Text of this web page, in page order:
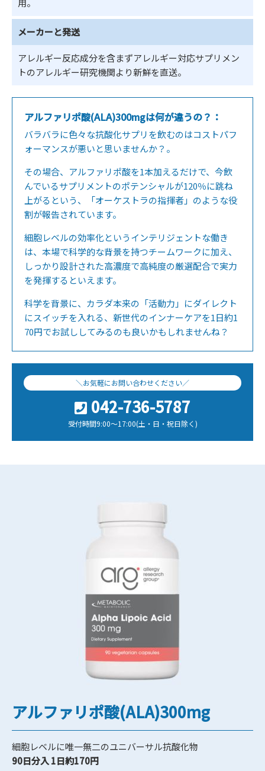
用。
メーカーと発送
アレルギー反応成分を含まずアレルギー対応サプリメン
トのアレルギー研究機関より新鮮を直送。
アルファリポ酸(ALA)300mgは何が違うの？：
バラバラに色々な抗酸化サプリを飲むのはコストパフ
ォーマンスが悪いと思いませんか？。
その場合、アルファリポ酸を1本加えるだけで、今飲
んでいるサプリメントのポテンシャルが120％に跳ね
上がるという、「オーケストラの指揮者」のような役
割が報告されています。
細胞レベルの効率化というインテリジェントな働き
は、本場で科学的な背景を持つチームワークに加え、
しっかり設計された高濃度で高純度の厳選配合で実力
を発揮するといえます。
科学を背景に、カラダ本来の「活動力」にダイレクト
にスイッチを入れる、新世代のインナーケアを1日約1
70円でお試ししてみるのも良いかもしれませんね？
＼お気軽にお問い合わせください／
042-736-5787
受付時間9:00～17:00(土・日・祝日除く)
アルファリポ酸(ALA)300mg
細胞レベルに唯一無二のユニバーサル抗酸化物
90日分入 1日約170円